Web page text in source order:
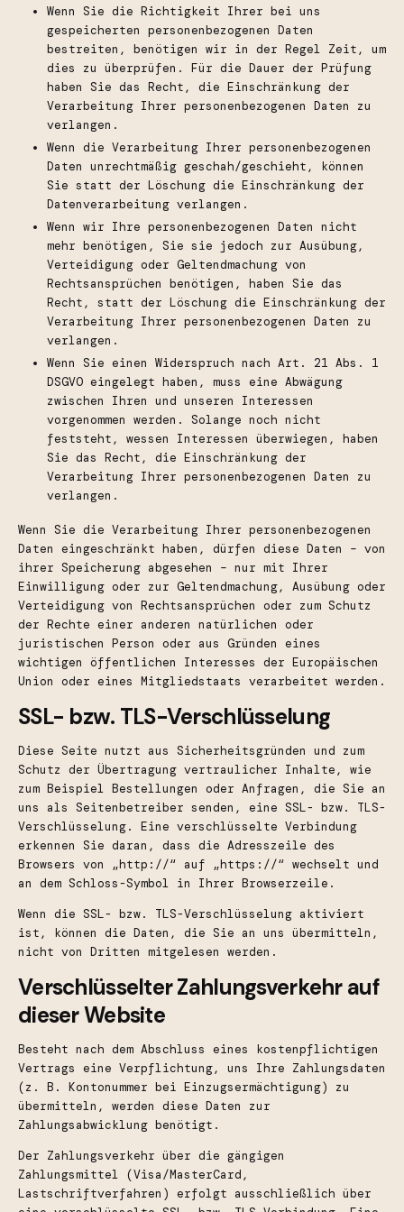
Wenn Sie die Richtigkeit Ihrer bei uns
gespeicherten personenbezogenen Daten
bestreiten, benötigen wir in der Regel Zeit, um
dies zu überprüfen. Für die Dauer der Prüfung
haben Sie das Recht, die Einschränkung der
Verarbeitung Ihrer personenbezogenen Daten zu
verlangen.
Wenn die Verarbeitung Ihrer personenbezogenen
Daten unrechtmäßig geschah/geschieht, können
Sie statt der Löschung die Einschränkung der
Datenverarbeitung verlangen.
Wenn wir Ihre personenbezogenen Daten nicht
mehr benötigen, Sie sie jedoch zur Ausübung,
Verteidigung oder Geltendmachung von
Rechtsansprüchen benötigen, haben Sie das
Recht, statt der Löschung die Einschränkung der
Verarbeitung Ihrer personenbezogenen Daten zu
verlangen.
Wenn Sie einen Widerspruch nach Art. 21 Abs. 1
DSGVO eingelegt haben, muss eine Abwägung
zwischen Ihren und unseren Interessen
vorgenommen werden. Solange noch nicht
feststeht, wessen Interessen überwiegen, haben
Sie das Recht, die Einschränkung der
Verarbeitung Ihrer personenbezogenen Daten zu
verlangen.
Wenn Sie die Verarbeitung Ihrer personenbezogenen
Daten eingeschränkt haben, dürfen diese Daten – von
ihrer Speicherung abgesehen – nur mit Ihrer
Einwilligung oder zur Geltendmachung, Ausübung oder
Verteidigung von Rechtsansprüchen oder zum Schutz
der Rechte einer anderen natürlichen oder
juristischen Person oder aus Gründen eines
wichtigen öffentlichen Interesses der Europäischen
Union oder eines Mitgliedstaats verarbeitet werden.
SSL- bzw. TLS-Verschlüsselung
Diese Seite nutzt aus Sicherheitsgründen und zum
Schutz der Übertragung vertraulicher Inhalte, wie
zum Beispiel Bestellungen oder Anfragen, die Sie an
uns als Seitenbetreiber senden, eine SSL- bzw. TLS-
Verschlüsselung. Eine verschlüsselte Verbindung
erkennen Sie daran, dass die Adresszeile des
Browsers von „http://“ auf „https://“ wechselt und
an dem Schloss-Symbol in Ihrer Browserzeile.
Wenn die SSL- bzw. TLS-Verschlüsselung aktiviert
ist, können die Daten, die Sie an uns übermitteln,
nicht von Dritten mitgelesen werden.
Verschlüsselter Zahlungsverkehr auf
dieser Website
Besteht nach dem Abschluss eines kostenpflichtigen
Vertrags eine Verpflichtung, uns Ihre Zahlungsdaten
(z. B. Kontonummer bei Einzugsermächtigung) zu
übermitteln, werden diese Daten zur
Zahlungsabwicklung benötigt.
Der Zahlungsverkehr über die gängigen
Zahlungsmittel (Visa/MasterCard,
Lastschriftverfahren) erfolgt ausschließlich über